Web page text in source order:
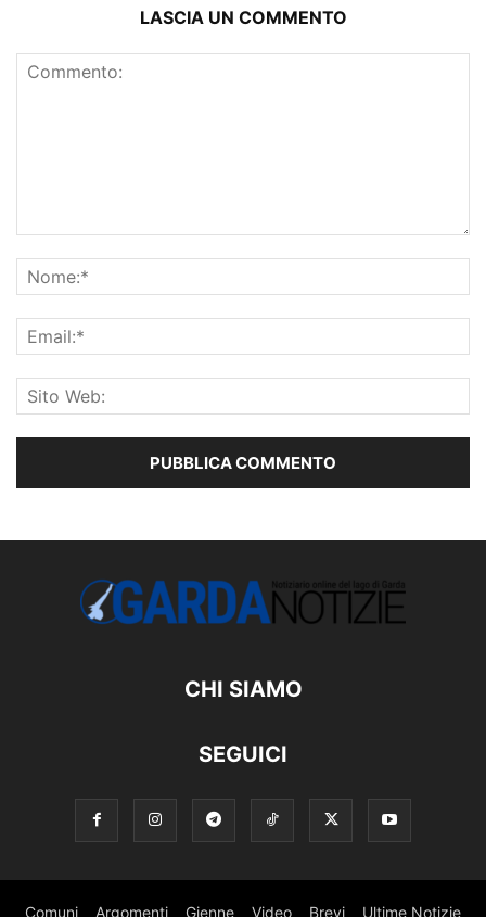
LASCIA UN COMMENTO
CHI SIAMO
SEGUICI
Comuni Argomenti Gienne Video Brevi Ultime Notizie